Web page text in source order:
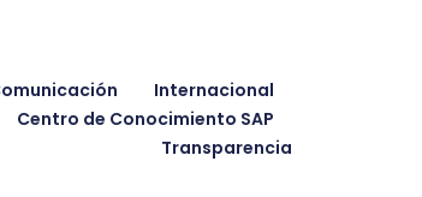
Internacional
Centro de Conocimiento SAP
Transparencia